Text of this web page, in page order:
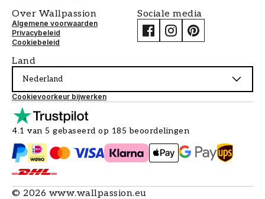
Over Wallpassion
Algemene voorwaarden
Privacybeleid
Cookiebeleid
Sociale media
Land
Nederland
Cookievoorkeur bijwerken
4.1 van 5 gebaseerd op 185 beoordelingen
© 2026 www.wallpassion.eu